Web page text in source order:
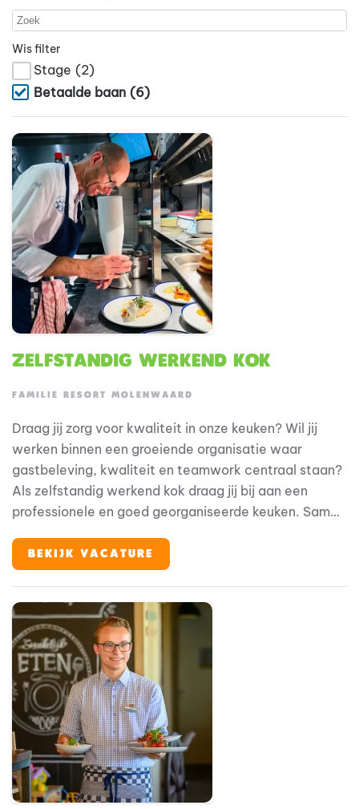
Wis filter
Stage (2)
Betaalde baan (6)
Zelfstandig Werkend Kok
FAMILIE RESORT MOLENWAARD
Draag jij zorg voor kwaliteit in onze keuken? Wil jij
werken binnen een groeiende organisatie waar
gastbeleving, kwaliteit en teamwork centraal staan?
Als zelfstandig werkend kok draag jij bij aan een
professionele en goed georganiseerde keuken. Samen
gerechten en een gastvrije ervaring voor onze
gasten.
BEKIJK VACATURE